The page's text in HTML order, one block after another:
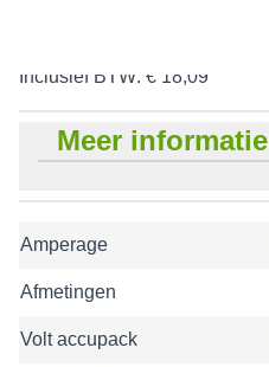
Inclusief BTW: € 18,09
Meer informatie
Amperage
Afmetingen
Volt accupack